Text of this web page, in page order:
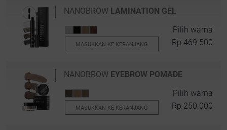
NANOBROW LAMINATION GEL
Pilih warna
MASUKKAN KE KERANJANG Rp 469.500
NANOBROW EYEBROW POMADE
Pilih warna
MASUKKAN KE KERANJANG Rp 250.000